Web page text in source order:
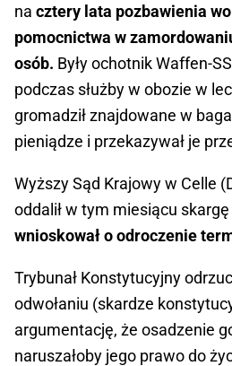
na cztery lata pozbawienia
pomocnictwa w
osób. Były ochotnik Waffen-
podczas służby w obozie w
gromadził znajdowane w
pieniądze i przekazywał je
Wyższy Sąd Krajowy w Celle
oddalił w tym miesiącu
wnioskował o odroczenie
Trybunał Konstytucyjny
odwołaniu (skardze
argumentację, że osadzenie
naruszałoby jego prawo do